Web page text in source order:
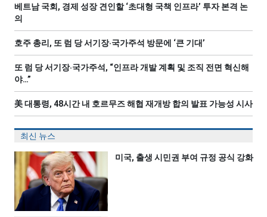
베트남 국회, 경제 성장 견인할 ‘초대형 국책 인프라’ 투자 본격 논
의
호주 총리, 또 럼 당 서기장‧국가주석 방문에 ‘큰 기대’
또 럼 당 서기장‧국가주석, “인프라 개발 계획 및 조직 전면 혁신해
야…”
美 대통령, 48시간 내 호르무즈 해협 재개방 합의 발표 가능성 시사
최신 뉴스
미국, 출생 시민권 부여 규정 공식 강화